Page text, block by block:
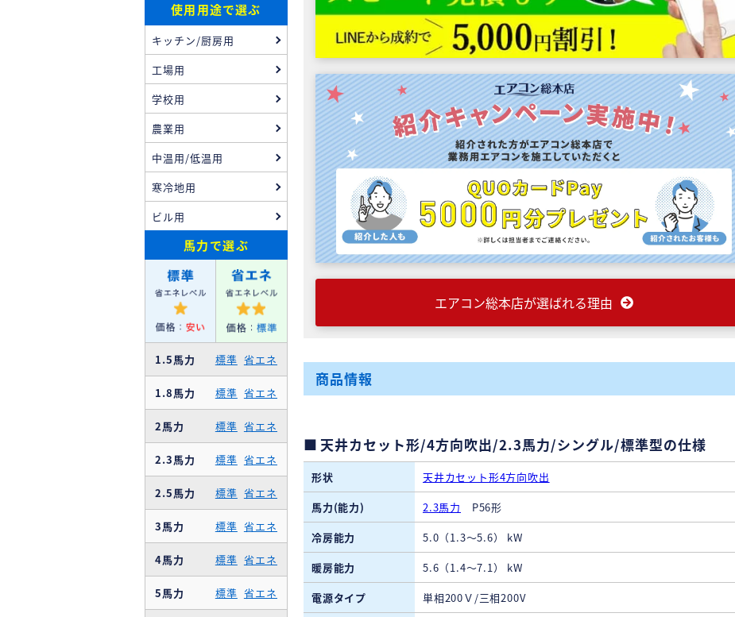
エアコン総本店が選ばれる理由
商品情報
天井カセット形/4方向吹出/2.3馬力/シングル/標準型の仕様
形状
天井カセット形4方向吹出
馬力(能力)
2.3馬力
P56形
冷房能力
5.0（1.3～5.6） kW
暖房能力
5.6（1.4～7.1） kW
電源タイプ
単相200Ｖ/三相200V
使用用途で選ぶ
キッチン/厨房用
工場用
学校用
農業用
中温用/低温用
寒冷地用
ビル用
馬力で選ぶ
1.5馬力 標準 省エネ
1.8馬力 標準 省エネ
2馬力 標準 省エネ
2.3馬力 標準 省エネ
2.5馬力 標準 省エネ
3馬力 標準 省エネ
4馬力 標準 省エネ
5馬力 標準 省エネ